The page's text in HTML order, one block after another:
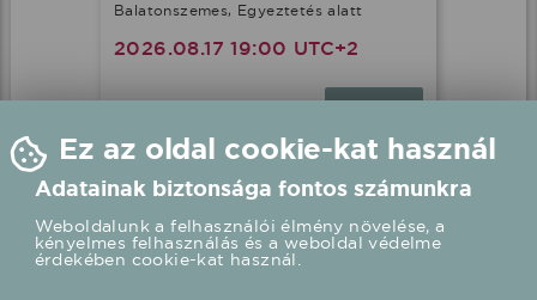
Balatonszemes, Egyeztetés alatt
2026.08.17 19:00 UTC+2
Részletek
Ez az oldal cookie-kat használ
Adatainak biztonsága fontos számunkra
Weboldalunk a felhasználói élmény növelése, a
kényelmes felhasználás és a weboldal védelme
érdekében cookie-kat használ.